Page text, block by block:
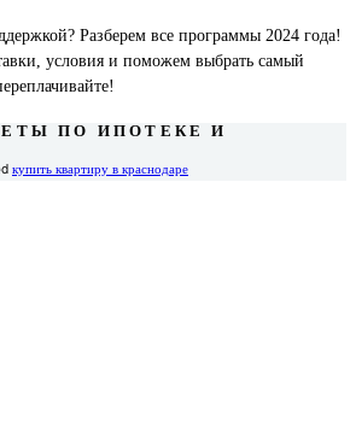
Разберем все программы 2024 года!
условия и поможем выбрать самый
ПО ИПОТЕКЕ И
купить квартиру в краснодаре